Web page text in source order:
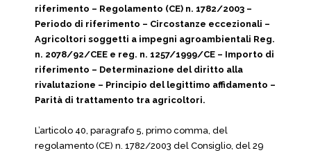
riferimento – Regolamento (CE) n. 1782/2003 –
Periodo di riferimento – Circostanze eccezionali –
Agricoltori soggetti a impegni agroambientali Reg.
n. 2078/92/CEE e reg. n. 1257/1999/CE – Importo di
riferimento – Determinazione del diritto alla
rivalutazione – Principio del legittimo affidamento –
Parità di trattamento tra agricoltori.
L’articolo 40, paragrafo 5, primo comma, del
regolamento (CE) n. 1782/2003 del Consiglio, del 29